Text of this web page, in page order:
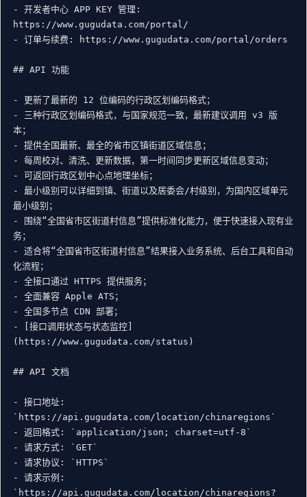
- 开发者中心 APP KEY 管理:
https://www.gugudata.com/portal/
- 订单与续费: https://www.gugudata.com/portal/orders
## API 功能
- 更新了最新的 12 位编码的行政区划编码格式；
- 三种行政区划编码格式，与国家规范一致，最新建议调用 v3 版
本；
- 提供全国最新、最全的省市区镇街道区域信息；
- 每周校对、清洗、更新数据，第一时间同步更新区域信息变动；
- 可返回行政区划中心点地理坐标；
- 最小级别可以详细到镇、街道以及居委会/村级别，为国内区域单元
最小级别；
- 围绕“全国省市区街道村信息”提供标准化能力，便于快速接入现有业
务；
- 适合将“全国省市区街道村信息”结果接入业务系统、后台工具和自动
化流程；
- 全接口通过 HTTPS 提供服务；
- 全面兼容 Apple ATS；
- 全国多节点 CDN 部署；
- [接口调用状态与状态监控]
(https://www.gugudata.com/status)
## API 文档
- 接口地址:
`https://api.gugudata.com/location/chinaregions`
- 返回格式: `application/json; charset=utf-8`
- 请求方式: `GET`
- 请求协议: `HTTPS`
- 请求示例:
`https://api.gugudata.com/location/chinaregions?